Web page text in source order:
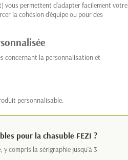
vous permettent d'adapter facilement votre
la cohésion d'équipe ou pour des
concernant la personnalisation et
personnalisable.
pour la chasuble FEZI ?
, y compris la sérigraphie jusqu'à 3